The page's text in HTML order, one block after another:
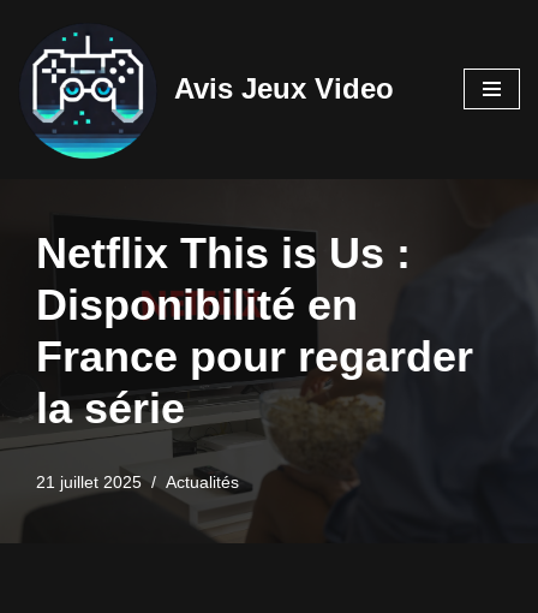
Aller
contenu
Avis Jeux Video
Netflix This is Us :
Disponibilité en
France pour regarder
la série
21 juillet 2025 Actualités